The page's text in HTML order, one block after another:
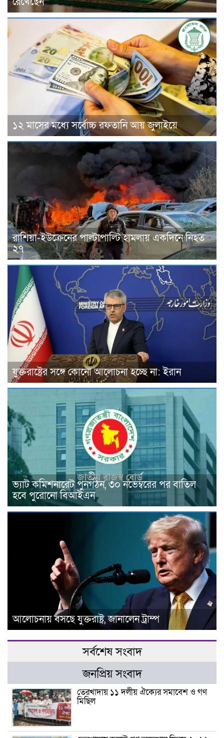
১২ মাসের মধ্যে সর্বোচ্চ রফতানি আয় জুলাইয়ে
রাশিয়া-ইউক্রেনের পাল্টাপাল্টি হামলায় একদিনে নিহত
২৭
যুক্তরাষ্ট্রের সঙ্গে কোনো আলোচনা হচ্ছে না: ইরান
ভ্যাট কমিশনারেট পুনর্গঠন, ৩০ নভেম্বরের পর বাতিল
হবে পুরোনো বিআইএন
আলোচনায় বসছে যুক্তরাষ্ট্র, জানালেন ট্রাম্প
সর্বশেষ সংবাদ
জনপ্রিয় সংবাদ
তেরখাদায় ১১ দলীয় ঐক্যের সমাবেশ ও গণ
মিছিল